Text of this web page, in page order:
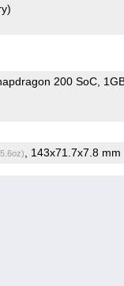
200 SoC
, 143x71.7x7.8 mm